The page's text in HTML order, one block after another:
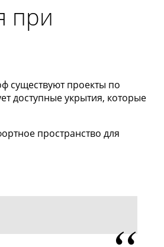
при
существуют проекты по
доступные укрытия, которые
пространство для